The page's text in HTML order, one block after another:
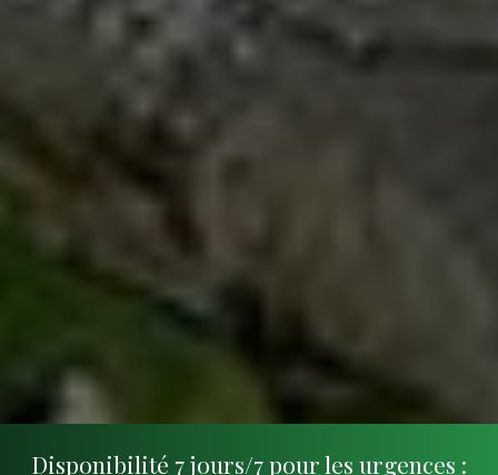
Disponibilité 7 jours/7 pour les urgences :